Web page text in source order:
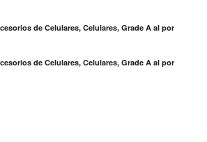
de Celulares, Celulares, Grade A al por
de Celulares, Celulares, Grade A al por